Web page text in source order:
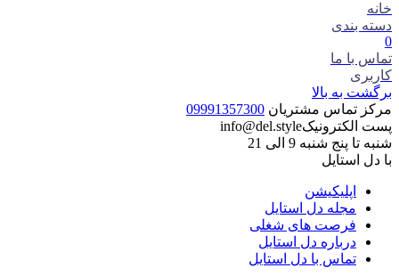
خانه
دسته بندی
0
تماس با ما
کاربری
برگشت به بالا
مرکز تماس مشتریان 09991357300
پست الکترونیکinfo@del.style
شنبه تا پنج شنبه 9 الی 21
با دل استایل
اپلیکیشن
مجله دل استایل
فرصت های شغلی
درباره دل استایل
تماس با دل استایل